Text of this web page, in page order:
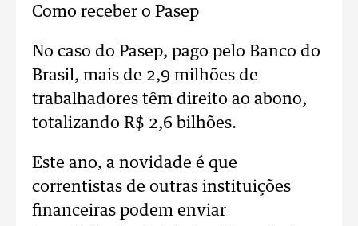
Como receber o Pasep
No caso do Pasep, pago pelo Banco do
Brasil, mais de 2,9 milhões de
trabalhadores têm direito ao abono,
totalizando R$ 2,6 bilhões.
Este ano, a novidade é que
correntistas de outras instituições
financeiras podem enviar